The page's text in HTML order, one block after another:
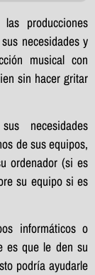
producciones
necesidades y
musical con
sin hacer gritar
necesidades
de sus equipos,
ordenador (si es
su equipo si es
informáticos o
es que le den su
podría ayudarle